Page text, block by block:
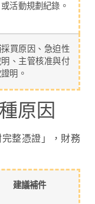
活動規劃紀錄。
買原因、急迫性
、主管核准與付
明。
原因
整憑證」，財務
建議補件